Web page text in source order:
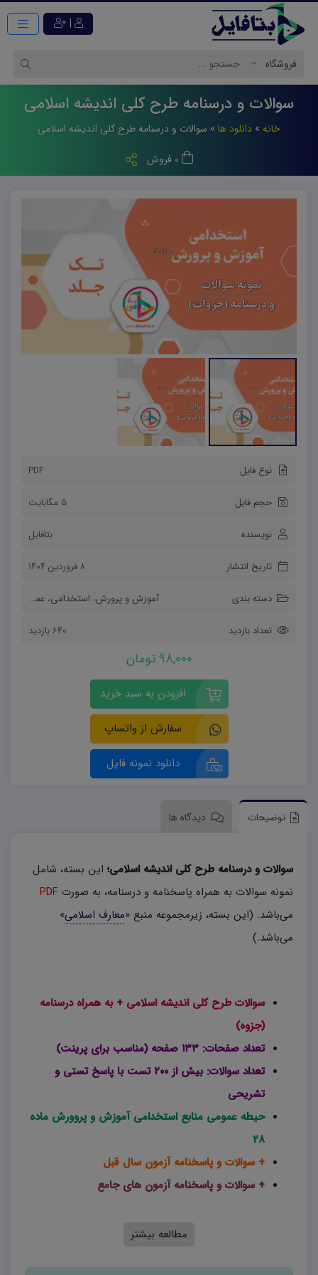
|
سوالات و درسنامه طرح کلی اندیشه اسلامی
خانه » دانلود ها » سوالات و درسنامه طرح کلی اندیشه اسلامی
نوع فایل PDF
حجم فایل 5 مگابایت
نویسنده بتافایل
تاریخ انتشار ۸ فروردین ۱۴۰۴
دسته بندی آموزش و پرورش، استخدامی، عمومی
تعداد بازدید 640 بازدید
98,000 تومان
افزودن به سبد خرید
سفارش از واتساپ
دانلود نمونه فایل
توضیحات دیدگاه ها
سوالات و درسنامه طرح کلی اندیشه اسلامی؛ این بسته، شامل
نمونه سوالات به همراه پاسخنامه و درسنامه، به صورت PDF
می‌باشد. (این بسته، زیرمجموعه منبع «معارف اسلامی»
می‌باشد.)
سوالات طرح کلی اندیشه اسلامی + به همراه درسنامه
(جزوه)
تعداد صفحات: ۱۳۳ صفحه (مناسب برای پرینت)
تعداد سوالات: بیش از ۲۰۰ تست با پاسخ تستی و
تشریحی
حیطه عمومی منابع استخدامی آموزش و پروورش ماده
۲۸
+ سوالات و پاسخنامه آزمون سال قبل
+ سوالات و پاسخنامه آزمون های جامع
مطالعه بیشتر